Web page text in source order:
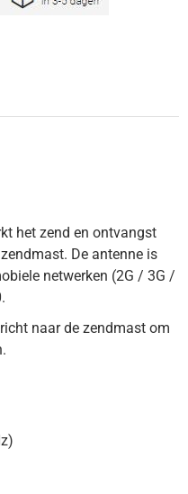
het zend en ontvangst
De antenne is
netwerken (2G / 3G /
naar de zendmast om